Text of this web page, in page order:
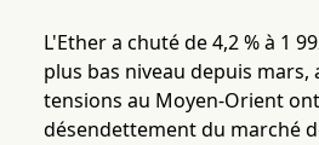
L'Ether a chuté de 4,2 % à 1
plus bas niveau depuis mars,
tensions au Moyen-Orient
désendettement du marché